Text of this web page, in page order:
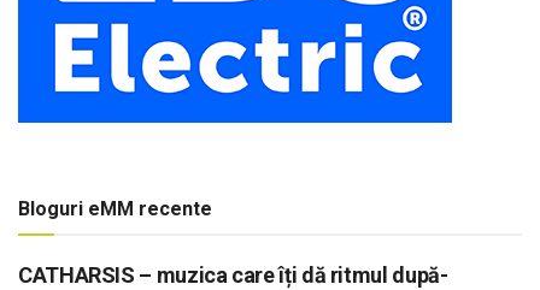
Bloguri eMM recente
CATHARSIS – muzica care îți dă ritmul după-